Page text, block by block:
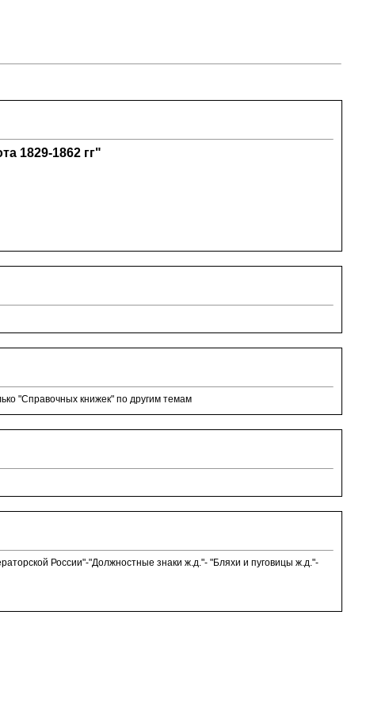
1829-1862 гг"
"Справочных книжек" по другим темам
России"-"Должностные знаки ж.д."- "Бляхи и пуговицы ж.д."-